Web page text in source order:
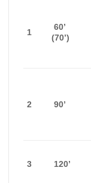
1
60’
(70’)
2 90’
3 120’